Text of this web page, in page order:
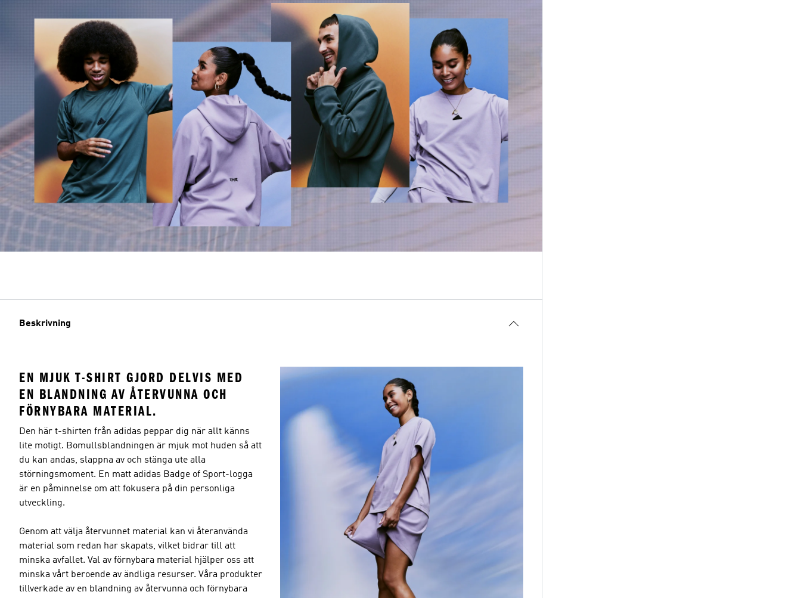
Beskrivning
EN MJUK T-SHIRT GJORD DELVIS MED
EN BLANDNING AV ÅTERVUNNA OCH
FÖRNYBARA MATERIAL.
Den här t-shirten från adidas peppar dig när allt känns
lite motigt. Bomullsblandningen är mjuk mot huden så att
du kan andas, slappna av och stänga ute alla
störningsmoment. En matt adidas Badge of Sport-logga
är en påminnelse om att fokusera på din personliga
utveckling.
Genom att välja återvunnet material kan vi återanvända
material som redan har skapats, vilket bidrar till att
minska avfallet. Val av förnybara material hjälper oss att
minska vårt beroende av ändliga resurser. Våra produkter
tillverkade av en blandning av återvunna och förnybara